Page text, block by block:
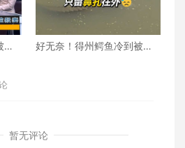
好无奈！得州鳄鱼冷到被冻
暂无评论